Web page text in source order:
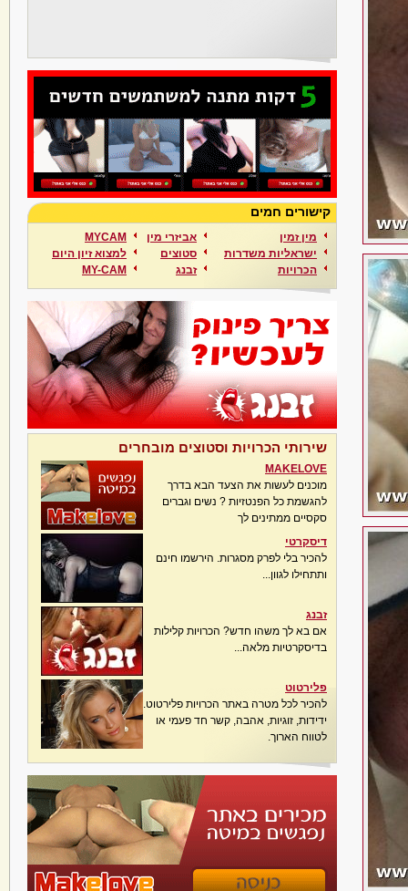
קישורים חמים
מין זמין
ישראליות משדרות
הכרויות
אביזרי מין
סטוצים
זבנג
MYCAM
למצוא זיון היום
MY-CAM
שירותי הכרויות וסטוצים מובחרים
MAKELOVE
מוכנים לעשות את הצעד הבא בדרך
להגשמת כל הפנטזיות ? נשים וגברים
סקסיים ממתינים לך
דיסקרטי
להכיר בלי לפרק מסגרות. הירשמו חינם
ותתחילו לגוון...
זבנג
אם בא לך משהו חדש? הכרויות קלילות
בדיסקרטיות מלאה...
פלירטוט
להכיר לכל מטרה באתר הכרויות פלירטוט.
ידידות, זוגיות, אהבה, קשר חד פעמי או
לטווח הארוך.